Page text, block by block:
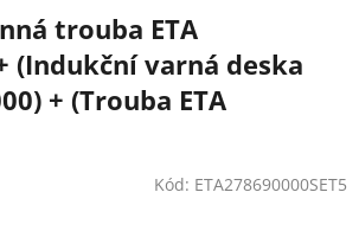
trouba ETA
(Indukční varná deska
+ (Trouba ETA
Kód: ETA278690000SET5